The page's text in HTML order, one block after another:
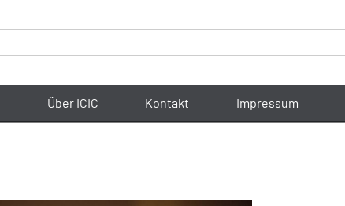
Über ICIC Kontakt Impressum